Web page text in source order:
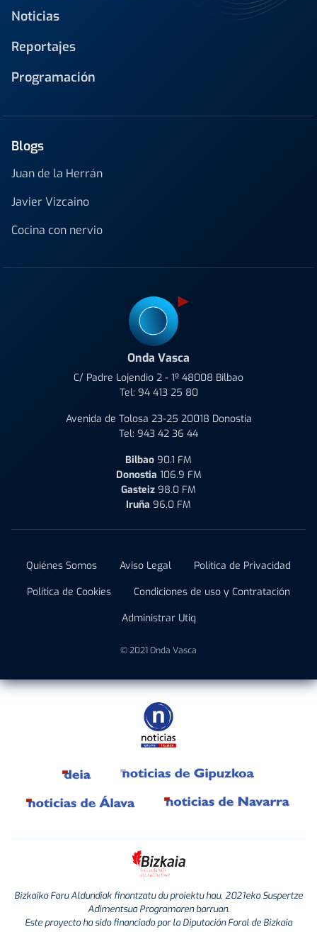
Noticias
Reportajes
Programación
Blogs
Juan de la Herrán
Javier Vizcaino
Cocina con nervio
Onda Vasca
C/ Padre Lojendio 2 - 1º 48008 Bilbao
Tel: 94 413 25 80
Avenida de Tolosa 23-25 20018 Donostia
Tel: 943 42 36 44
Bilbao 90.1 FM
Donostia 106.9 FM
Gasteiz 98.0 FM
Iruña 96.0 FM
Quiénes Somos Aviso Legal
Política de Privacidad
Política de Cookies
Condiciones de uso y Contratación
Administrar Utiq
© 2021 Onda Vasca
Bizkaiko Foru Aldundiak finantzatu du proiektu hau, 2021eko Suspertze
Adimentsua Programaren barruan.
Este proyecto ha sido financiado por la Diputación Foral de Bizkaia